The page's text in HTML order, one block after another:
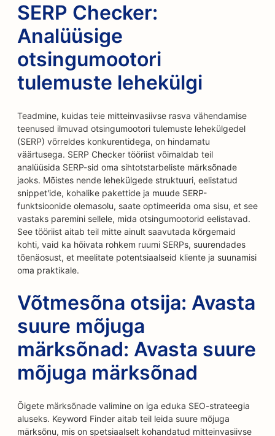
SERP Checker:
Analüüsige
otsingumootori
tulemuste lehekülgi
Teadmine, kuidas teie mitteinvasiivse rasva vähendamise
teenused ilmuvad otsingumootori tulemuste lehekülgedel
(SERP) võrreldes konkurentidega, on hindamatu
väärtusega. SERP Checker tööriist võimaldab teil
analüüsida SERP-sid oma sihtotstarbeliste märksõnade
jaoks. Mõistes nende lehekülgede struktuuri, eelistatud
snippet'ide, kohalike pakettide ja muude SERP-
funktsioonide olemasolu, saate optimeerida oma sisu, et see
vastaks paremini sellele, mida otsingumootorid eelistavad.
See tööriist aitab teil mitte ainult saavutada kõrgemaid
kohti, vaid ka hõivata rohkem ruumi SERPs, suurendades
tõenäosust, et meelitate potentsiaalseid kliente ja suunamisi
oma praktikale.
Võtmesõna otsija: Avasta
suure mõjuga
märksõnad: Avasta suure
mõjuga märksõnad
Õigete märksõnade valimine on iga eduka SEO-strateegia
aluseks. Keyword Finder aitab teil leida suure mõjuga
märksõnu, mis on spetsiaalselt kohandatud mitteinvasiivse